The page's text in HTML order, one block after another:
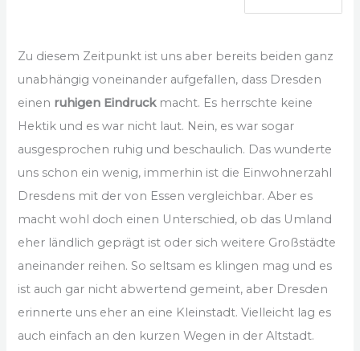
Zu diesem Zeitpunkt ist uns aber bereits beiden ganz
unabhängig voneinander aufgefallen, dass Dresden
einen ruhigen Eindruckmacht. Es herrschte keine
Hektik und es war nicht laut. Nein, es war sogar
ausgesprochen ruhig und beschaulich. Das wunderte
uns schon ein wenig, immerhin ist die Einwohnerzahl
Dresdens mit der von Essen vergleichbar. Aber es
macht wohl doch einen Unterschied, ob das Umland
eher ländlich geprägt ist oder sich weitere Großstädte
aneinander reihen. So seltsam es klingen mag und es
ist auch gar nicht abwertend gemeint, aber Dresden
erinnerte uns eher an eine Kleinstadt. Vielleicht lag es
auch einfach an den kurzen Wegen in der Altstadt.